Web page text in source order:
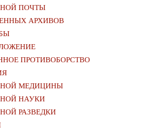
ПОЧТЫ
АРХИВОВ
ПРОТИВОБОРСТВО
МЕДИЦИНЫ
НАУКИ
РАЗВЕДКИ